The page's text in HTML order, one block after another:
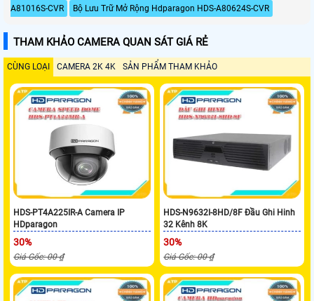
A81016S-CVR Bộ Lưu Trữ Mở Rộng Hdparagon HDS-A80624S-CVR
THAM KHẢO CAMERA QUAN SÁT GIÁ RẺ
CÙNG LOẠI CAMERA 2K 4K SẢN PHẨM THAM KHẢO
HDS-PT4A225IR-A Camera IP
HDparagon
30%
Giá Gốc: 00 ₫
HDS-N9632I-8HD/8F Đầu Ghi Hinh
32 Kênh 8K
30%
Giá Gốc: 00 ₫